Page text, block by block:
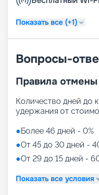
Показать все (+1)
Вопросы-
Правила отмены
Количество дней до
удержания от
●Более 46 дней - 0%
●От 45 до 30 дней -
●От 29 до 15 дней -
Показать все условия